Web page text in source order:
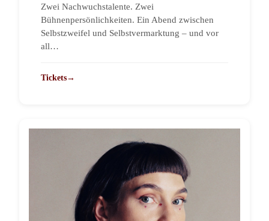
Zwei Nachwuchstalente. Zwei
Bühnenpersönlichkeiten. Ein Abend zwischen
Selbstzweifel und Selbstvermarktung – und vor
all…
Tickets→